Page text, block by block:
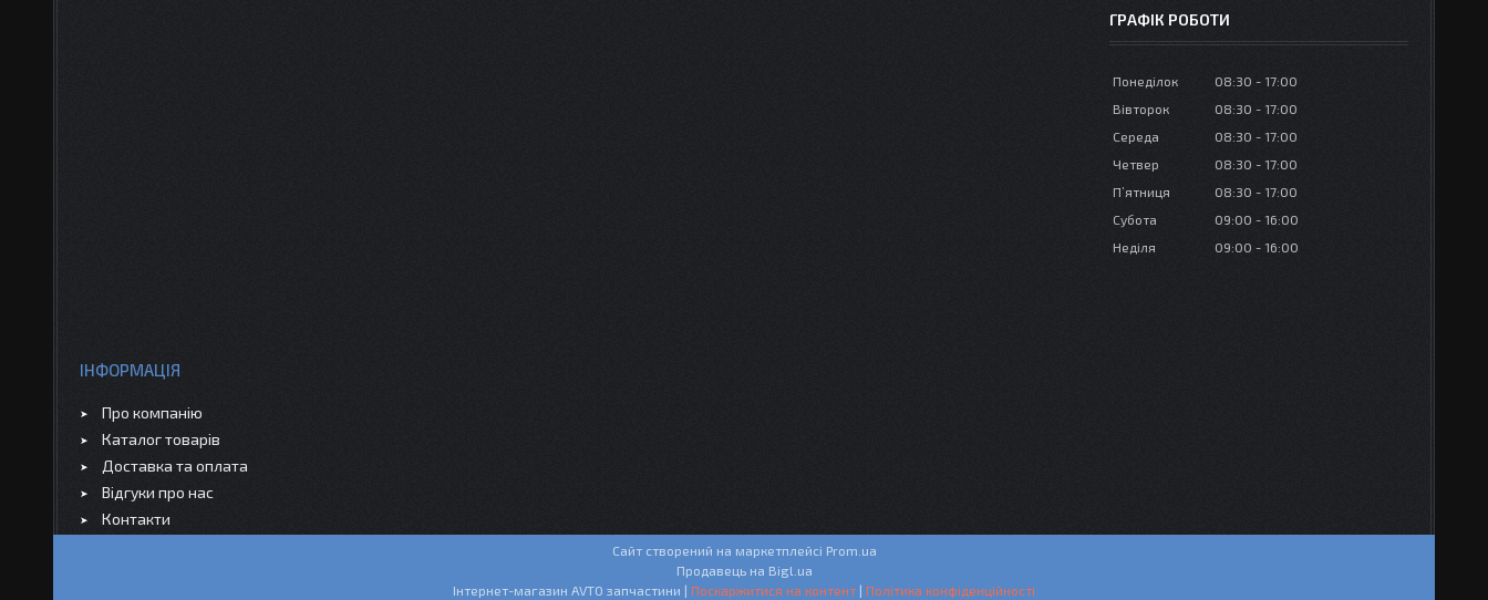
ГРАФІК РОБОТИ
Понеділок 08:30
17:00
Вівторок
08:30
17:00
Середа
08:30
17:00
Четвер
08:30
17:00
Пʼятниця
08:30
17:00
Субота
09:00
16:00
Неділя
09:00 16:00
ІНФОРМАЦІЯ
Про компанію
Каталог товарів
Доставка та оплата
Відгуки про нас
Контакти
Сайт створений на маркетплейсі Prom.ua
Продавець на Bigl.ua
Інтернет-магазин AVTO запчастини | Поскаржитися на контент | Політика конфіденційності